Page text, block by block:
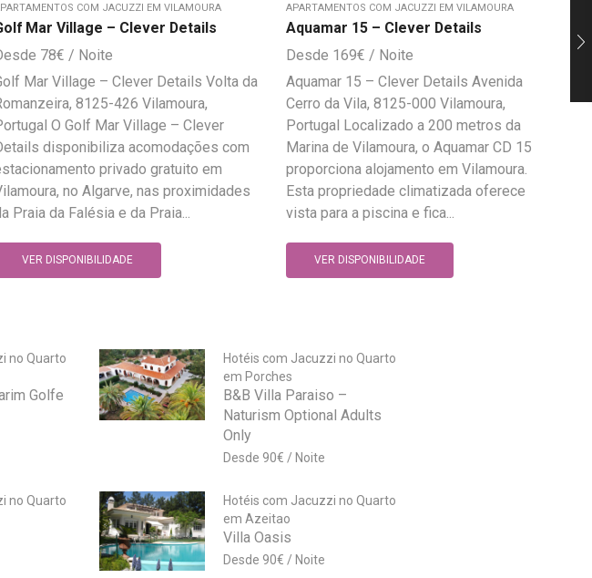
COM JACUZZI EM VILAMOURA
Mar Village – Clever Details
78€
Mar Village – Clever Details Volta da
8125-426 Vilamoura,
O Golf Mar Village – Clever
disponibiliza acomodações com
privado gratuito em
no Algarve, nas proximidades
Praia da Falésia e da Praia...
VER DISPONIBILIDADE
APARTAMENTOS COM JACUZZI EM VILAMOURA
Aquamar 15 – Clever Details
169€
Aquamar 15 – Clever Details Avenida
Cerro da Vila, 8125-000 Vilamoura,
Portugal Localizado a 200 metros da
Marina de Vilamoura, o Aquamar CD 15
proporciona alojamento em Vilamoura.
Esta propriedade climatizada oferece
vista para a piscina e fica...
VER DISPONIBILIDADE
no Quarto
Golfe
Hotéis com Jacuzzi no Quarto
em Porches
B&B Villa Paraiso –
Naturism Optional Adults
Only
90€
no Quarto
Hotéis com Jacuzzi no Quarto
em Azeitao
Villa Oasis
90€